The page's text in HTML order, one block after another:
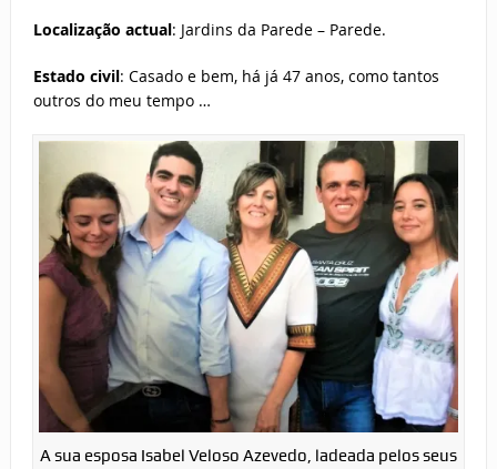
Localização actual: Jardins da Parede – Parede.
Estado civil: Casado e bem, há já 47 anos, como tantos
outros do meu tempo …
A sua esposa Isabel Veloso Azevedo, ladeada pelos seus